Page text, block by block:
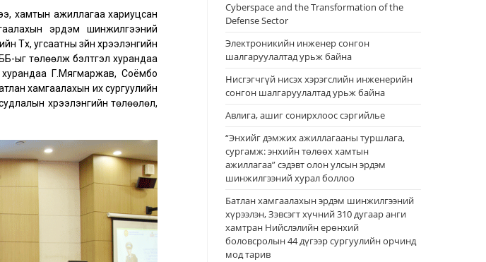
хамтын ажиллагаа хариуцсан
эрдэм шинжилгээний
угсаатны зүйн хүрээлэнгийн
ыг төлөөлж бэлтгэл хурандаа
Г.Мягмаржав, Соёмбо
хамгаалахын их сургуулийн
хүрээлэнгийн төлөөлөл,
Cyberspace and the Transformation of the
Defense Sector
Электроникийн инженер сонгон
шалгаруулалтад урьж байна
Нисгэгчгүй нисэх хэрэгслийн инженерийн
сонгон шалгаруулалтад урьж байна
Авлига, ашиг сонирхлоос сэргийлье
“Энхийг дэмжих ажиллагааны туршлага,
сургамж: энхийн төлөөх хамтын
ажиллагаа” сэдэвт олон улсын эрдэм
шинжилгээний хурал боллоо
Батлан хамгаалахын эрдэм шинжилгээний
хүрээлэн, Зэвсэгт хүчний 310 дугаар анги
хамтран Нийслэлийн ерөнхий
боловсролын 44 дүгээр сургуулийн орчинд
мод тарив